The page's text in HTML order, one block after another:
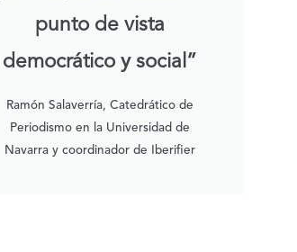
punto de vista
democrático y social”
Ramón Salaverría, Catedrático de
Periodismo en la Universidad de
Navarra y coordinador de Iberifier